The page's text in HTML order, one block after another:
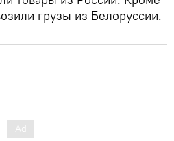
грузы из Белоруссии.